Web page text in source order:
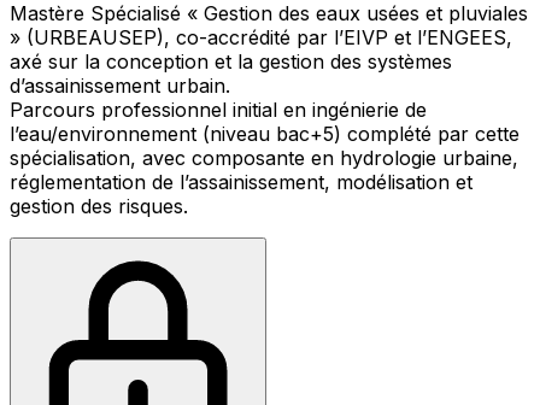
Mastère Spécialisé « Gestion des eaux usées et pluviales
» (URBEAUSEP), co-accrédité par l’EIVP et l’ENGEES,
axé sur la conception et la gestion des systèmes
d’assainissement urbain.
Parcours professionnel initial en ingénierie de
l’eau/environnement (niveau bac+5) complété par cette
spécialisation, avec composante en hydrologie urbaine,
réglementation de l’assainissement, modélisation et
gestion des risques.